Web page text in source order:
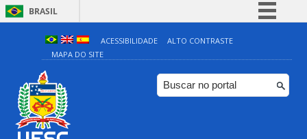
BRASIL
Simplifique!
Comunica BR
Participe
ACESSIBILIDADE
ALTO CONTRASTE
MAPA DO SITE